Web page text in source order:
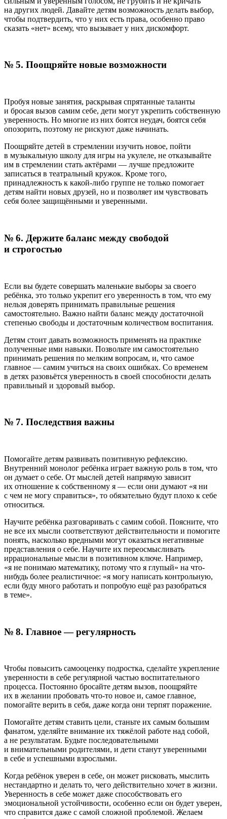
на других людей. Давайте детям возможность делать выбор,
чтобы подтвердить, что у них есть права, особенно право
сказать «нет» всему, что вызывает у них дискомфорт.
№ 5. Поощряйте новые возможности
Пробуя новые занятия, раскрывая спрятанные таланты
и бросая вызов самим себе, дети могут укрепить собственную
уверенность. Но многие из них боятся неудач, боятся себя
опозорить, поэтому не рискуют даже начинать.
Поощряйте детей в стремлении изучить новое, пойти
в музыкальную школу для игры на укулеле, не отказывайте
им в стремлении стать актёрами — лучше предложите
записаться в театральный кружок. Кроме того,
принадлежность к какой-либо группе не только помогает
детям найти новых друзей, но и позволяет им чувствовать
себя более защищёнными и уверенными.
№ 6. Держите баланс между свободой
и строгостью
Если вы будете совершать маленькие выборы за своего
ребёнка, это только укрепит его уверенность в том, что ему
нельзя доверять принимать правильные решения
самостоятельно. Важно найти баланс между достаточной
степенью свободы и достаточным количеством воспитания.
Детям стоит давать возможность применять на практике
полученные ими навыки. Позвольте им самостоятельно
принимать решения по мелким вопросам, и, что самое
главное — самим учиться на своих ошибках. Со временем
в детях разовьётся уверенность в своей способности делать
правильный и здоровый выбор.
№ 7. Последствия важны
Помогайте детям развивать позитивную рефлексию.
Внутренний монолог ребёнка играет важную роль в том, что
он думает о себе. От мыслей детей напрямую зависит
их отношение к собственному я — если они думают «я ни
с чем не могу справиться», то обязательно будут плохо к себе
относиться.
Научите ребёнка разговаривать с самим собой. Поясните, что
не все их мысли соответствуют действительности и помогите
понять, насколько вредными могут оказаться негативные
представления о себе. Научите их переосмысливать
иррациональные мысли в позитивном ключе. Например,
«я не понимаю математику, потому что я глупый» на что-
нибудь более реалистичное: «я могу написать контрольную,
если буду много работать и попробую ещё раз разобраться
в теме».
№ 8. Главное — регулярность
Чтобы повысить самооценку подростка, сделайте укрепление
уверенности в себе регулярной частью воспитательного
процесса. Постоянно бросайте детям вызов, поощряйте
их в желании пробовать что-то новое и, самое главное,
помогайте верить в себя, даже когда они терпят поражение.
Помогайте детям ставить цели, станьте их самым большим
фанатом, уделяйте внимание их тяжёлой работе над собой,
а не результатам. Будьте последовательными
и внимательными родителями, и дети станут уверенными
в себе и успешными взрослыми.
Когда ребёнок уверен в себе, он может рисковать, мыслить
нестандартно и делать то, чего действительно хочет в жизни.
Уверенность в себе может даже способствовать его
эмоциональной устойчивости, особенно если он будет уверен,
что справится даже с самой сложной проблемой. Желаем